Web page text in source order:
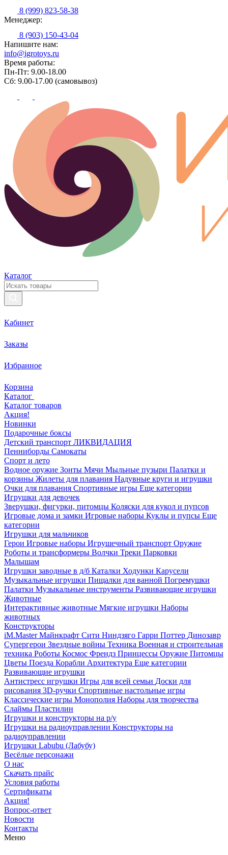
8 (999) 823-58-38
Менеджер:
8 (903) 150-43-04
Напишите нам:
info@igrotoys.ru
Время работы:
Пн-Пт: 9.00-18.00
Сб: 9.00-17.00 (самовывоз)
Каталог
Кабинет
Заказы
Избранное
Корзина
Каталог
Каталог товаров
Акция!
Новинки
Подарочные боксы
Детский транспорт ЛИКВИДАЦИЯ
Пенниборды Самокаты
Спорт и лето
Водное оружие Зонты Мячи Мыльные пузыри Палатки и
корзины Жилеты для плавания Надувные круги и игрушки
Очки для плавания Спортивные игры Еще категории
Игрушки для девочек
Зверушки, фигурки, питомцы Коляски для кукол и пупсов
Игровые дома и замки Игровые наборы Куклы и пупсы Еще
категории
Игрушки для мальчиков
Герои Игровые наборы Игрушечный транспорт Оружие
Роботы и трансформеры Волчки Треки Парковки
Малышам
Игрушки заводные в д/б Каталки Ходунки Карусели
Музыкальные игрушки Пищалки для ванной Погремушки
Палатки Музыкальные инструменты Развивающие игрушки
Животные
Интерактивные животные Мягкие игрушки Наборы
животных
Конструкторы
iM.Master Майнкрафт Сити Ниндзяго Гарри Поттер Динозавр
Супергерои Звездные войны Техника Военная и строительная
техника Роботы Космос Френдз Принцессы Оружие Питомцы
Цветы Поезда Корабли Архитектура Еще категории
Развивающие игрушки
Антистресс игрушки Игры для всей семьи Доски для
рисования 3D-ручки Спортивные настольные игры
Классические игры Монополия Наборы для творчества
Слаймы Пластилин
Игрушки и конструкторы на р/у
Игрушки на радиоуправлении Конструкторы на
радиоуправлении
Игрушки Labubu (Лабубу)
Весёлые персонажи
О нас
Скачать прайс
Условия работы
Сертификаты
Акция!
Вопрос-ответ
Новости
Контакты
Меню